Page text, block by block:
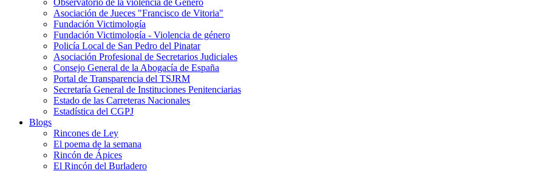
Observatorio de la violencia de Género
Asociación de Jueces "Francisco de Vitoria"
Fundación Victimología
Fundación Victimología - Violencia de género
Policía Local de San Pedro del Pinatar
Asociación Profesional de Secretarios Judiciales
Consejo General de la Abogacía de España
Portal de Transparencia del TSJRM
Secretaría General de Instituciones Penitenciarias
Estado de las Carreteras Nacionales
Estadística del CGPJ
Blogs
Rincones de Ley
El poema de la semana
Rincón de Ápices
El Rincón del Burladero